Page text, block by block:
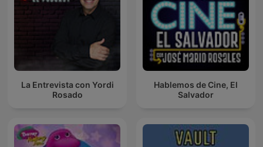
La Entrevista con Yordi
Rosado
Hablemos de Cine, El
Salvador